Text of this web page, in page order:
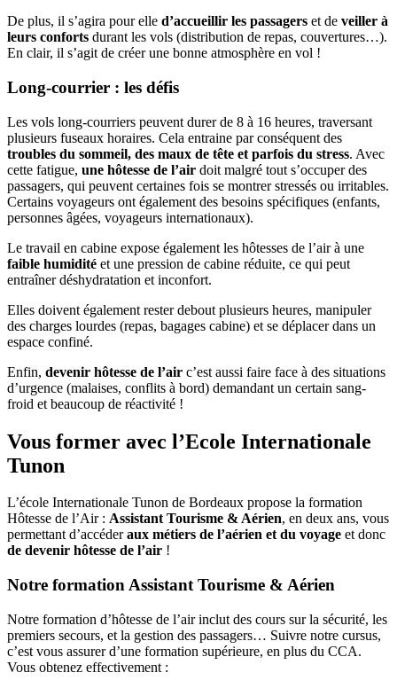
De plus, il s’agira pour elle d’accueillir les passagers et de veiller à
leurs conforts durant les vols (distribution de repas, couvertures…).
En clair, il s’agit de créer une bonne atmosphère en vol !
Long-courrier : les défis
Les vols long-courriers peuvent durer de 8 à 16 heures, traversant
plusieurs fuseaux horaires. Cela entraine par conséquent des
troubles du sommeil, des maux de tête et parfois du stress. Avec
cette fatigue, une hôtesse de l’air doit malgré tout s’occuper des
passagers, qui peuvent certaines fois se montrer stressés ou irritables.
Certains voyageurs ont également des besoins spécifiques (enfants,
personnes âgées, voyageurs internationaux).
Le travail en cabine expose également les hôtesses de l’air à une
faible humidité et une pression de cabine réduite, ce qui peut
entraîner déshydratation et inconfort.
Elles doivent également rester debout plusieurs heures, manipuler
des charges lourdes (repas, bagages cabine) et se déplacer dans un
espace confiné.
Enfin, devenir hôtesse de l’air c’est aussi faire face à des situations
d’urgence (malaises, conflits à bord) demandant un certain sang-
froid et beaucoup de réactivité !
Vous former avec l’Ecole Internationale
Tunon
L’école Internationale Tunon de Bordeaux propose la formation
Hôtesse de l’Air : Assistant Tourisme & Aérien, en deux ans, vous
permettant d’accéderaux métiers de l’aérien et du voyage et donc
de devenir hôtesse de l’air !
Notre formation Assistant Tourisme & Aérien
Notre formation d’hôtesse de l’air inclut des cours sur la sécurité, les
premiers secours, et la gestion des passagers… Suivre notre cursus,
c’est vous assurer d’une formation supérieure, en plus du CCA.
Vous obtenez effectivement :